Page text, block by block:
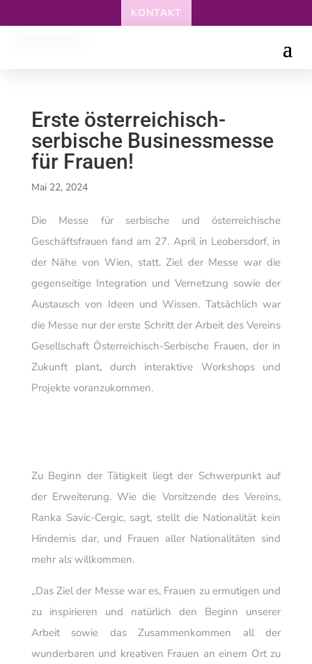
KONTAKT
Erste österreichisch-
serbische Businessmesse
für Frauen!
Mai 22, 2024
Die Messe für serbische und österreichische
Geschäftsfrauen fand am 27. April in Leobersdorf, in
der Nähe von Wien, statt. Ziel der Messe war die
gegenseitige Integration und Vernetzung sowie der
Austausch von Ideen und Wissen. Tatsächlich war
die Messe nur der erste Schritt der Arbeit des Vereins
Gesellschaft Österreichisch-Serbische Frauen, der in
Zukunft plant, durch interaktive Workshops und
Projekte voranzukommen.
Zu Beginn der Tätigkeit liegt der Schwerpunkt auf
der Erweiterung. Wie die Vorsitzende des Vereins,
Ranka Savic-Cergic, sagt, stellt die Nationalität kein
Hindernis dar, und Frauen aller Nationalitäten sind
mehr als willkommen.
„Das Ziel der Messe war es, Frauen zu ermutigen und
zu inspirieren und natürlich den Beginn unserer
Arbeit sowie das Zusammenkommen all der
wunderbaren und kreativen Frauen an einem Ort zu